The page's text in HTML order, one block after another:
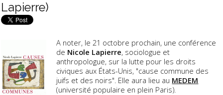
Lapierre)
A noter, le 21 octobre prochain, une conférence
de Nicole Lapierre, sociologue et
anthropologue, sur la lutte pour les droits
civiques aux États-Unis, "cause commune des
juifs et des noirs". Elle aura lieu au MEDEM
(université populaire en plein Paris).